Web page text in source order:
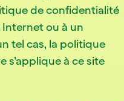
de confidentialité
ou à un
tel cas, la politique
à ce site